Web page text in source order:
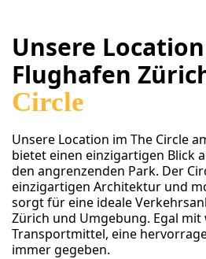
Unsere
Flughafen
Circle
Unsere Location im The Circle
bietet einen einzigartigen Blick
den angrenzenden Park. Der
einzigartigen Architektur und
sorgt für eine ideale
Zürich und Umgebung. Egal mit
Transportmittel, eine
immer gegeben.